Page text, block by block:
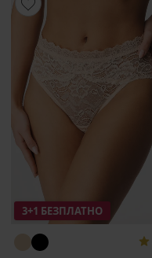
3+1 БЕЗПЛАТНО